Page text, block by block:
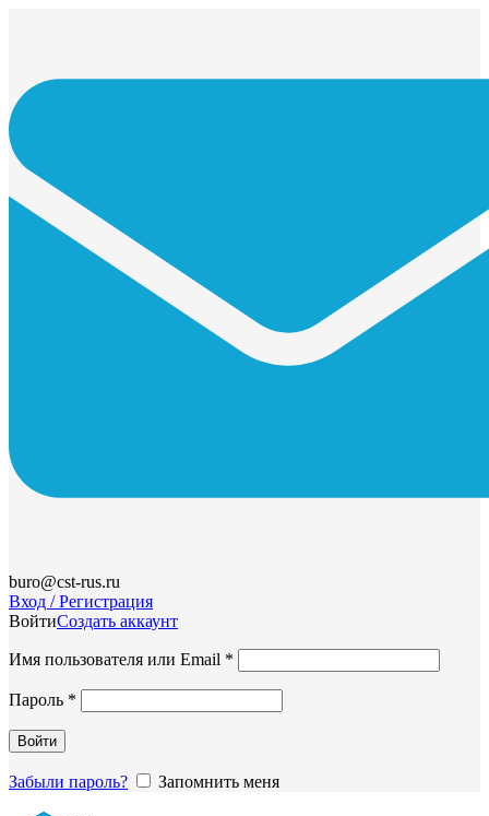
buro@cst-rus.ru
Вход / Регистрация
ВойтиСоздать аккаунт
Имя пользователя или Email *
Пароль *
Войти
Забыли пароль? Запомнить меня